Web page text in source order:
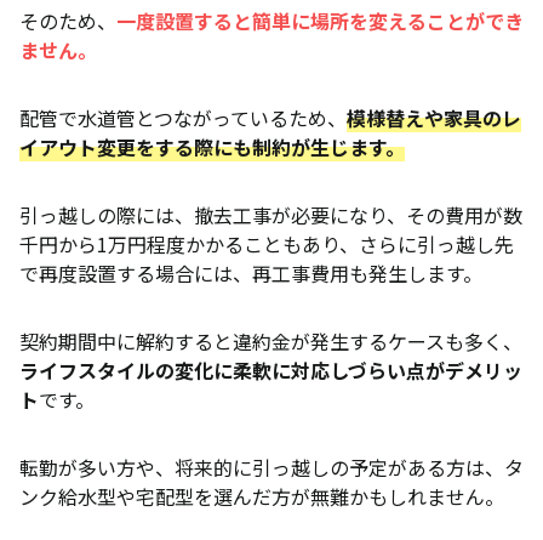
そのため、 一度設置すると簡単に場所を変えることができ
ません。
配管で水道管とつながっているため、 模様替えや家具のレ
イアウト変更をする際にも制約が生じます。
引っ越しの際には、撤去工事が必要になり、その費用が数
千円から1万円程度かかることもあり、さらに引っ越し先
で再度設置する場合には、再工事費用も発生します。
契約期間中に解約すると違約金が発生するケースも多く、
ライフスタイルの変化に柔軟に対応しづらい点がデメリッ
トです。
転勤が多い方や、将来的に引っ越しの予定がある方は、タ
ンク給水型や宅配型を選んだ方が無難かもしれません。